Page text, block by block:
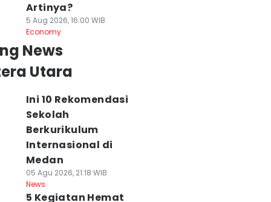
Artinya?
5 Aug 2026, 16:00 WIB
Economy
News
Utara
Ini 10 Rekomendasi
Sekolah
Berkurikulum
Internasional di
Medan
05 Agu 2026, 21:18 WIB
News
5 Kegiatan Hemat